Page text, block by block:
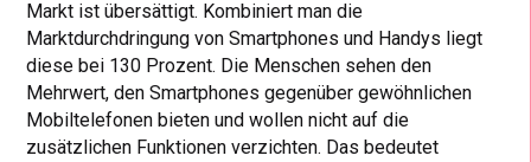
Markt ist übersättigt. Kombiniert man die
Marktdurchdringung von Smartphones und Handys liegt
diese bei 130 Prozent. Die Menschen sehen den
Mehrwert, den Smartphones gegenüber gewöhnlichen
Mobiltelefonen bieten und wollen nicht auf die
zusätzlichen Funktionen verzichten. Das bedeutet